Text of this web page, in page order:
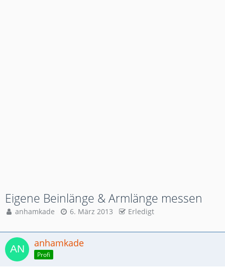
Eigene Beinlänge & Armlänge messen
anhamkade 6. März 2013 Erledigt
anhamkade
Profi